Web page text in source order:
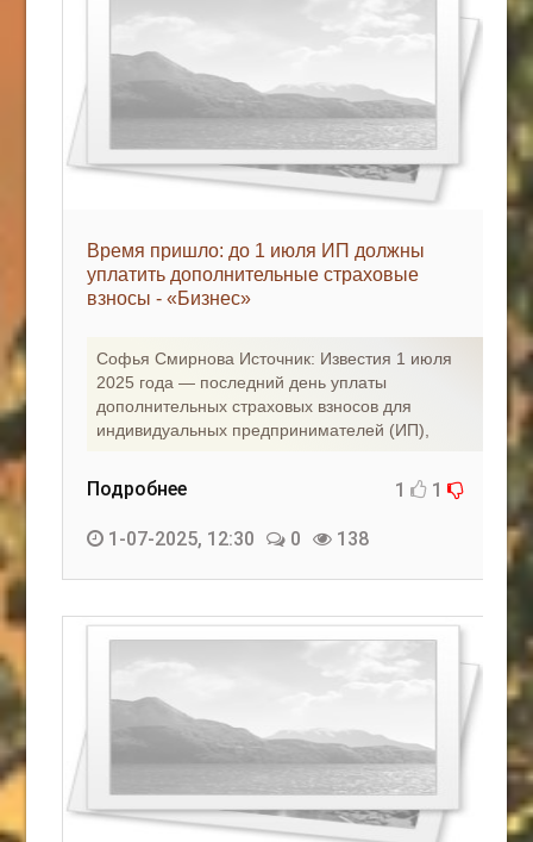
Время пришло: до 1 июля ИП должны
уплатить дополнительные страховые
взносы - «Бизнес»
Софья Смирнова Источник: Известия 1 июля
2025 года — последний день уплаты
дополнительных страховых взносов для
индивидуальных предпринимателей (ИП),
Подробнее 1 1
1-07-2025, 12:30 0 138